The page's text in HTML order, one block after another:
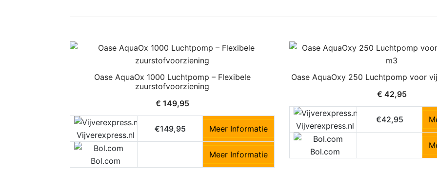
Oase AquaOx 1000 Luchtpomp – Flexibele
zuurstofvoorziening
€ 149,95
Vijverexpress.nl
€149,95 Meer Informatie
Bol.com
Meer Informatie
Oase AquaOxy 250 Luchtpomp voor
€ 42,95
Vijverexpress.nl
€42,95
Bol.com